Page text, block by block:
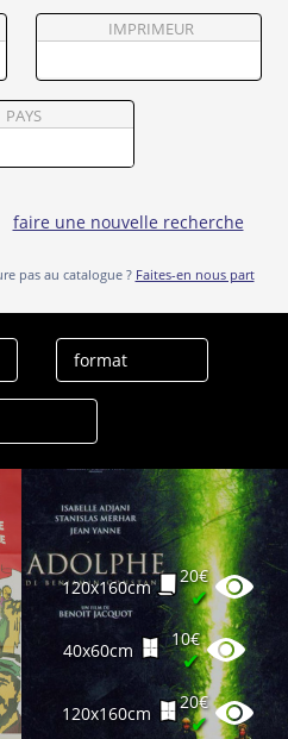
IMPRIMEUR
PAYS
faire une nouvelle recherche
pas au catalogue ? Faites-en nous part
120x160cm
20€
✔
40x60cm
10€
✔
120x160cm
20€
✔